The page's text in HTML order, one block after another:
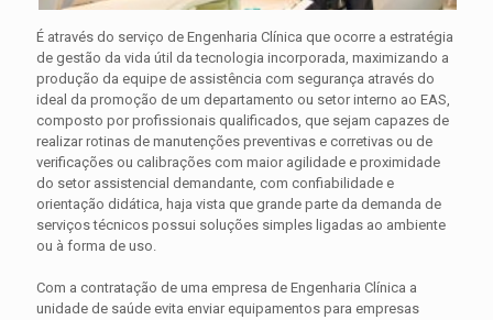
É através do serviço de Engenharia Clínica que ocorre a estratégia
de gestão da vida útil da tecnologia incorporada, maximizando a
produção da equipe de assistência com segurança através do
ideal da promoção de um departamento ou setor interno ao EAS,
composto por profissionais qualificados, que sejam capazes de
realizar rotinas de manutenções preventivas e corretivas ou de
verificações ou calibrações com maior agilidade e proximidade
do setor assistencial demandante, com confiabilidade e
orientação didática, haja vista que grande parte da demanda de
serviços técnicos possui soluções simples ligadas ao ambiente
ou à forma de uso.
Com a contratação de uma empresa de Engenharia Clínica a
unidade de saúde evita enviar equipamentos para empresas